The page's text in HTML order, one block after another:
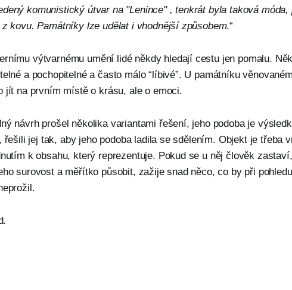
komunistický útvar na "Lenince" , tenkrát byla taková
z kovu. Památníky lze udělat i vhodnější způsobem.“
výtvarnému umění lidé někdy hledají cestu jen pomalu.
a pochopitelné a často málo “líbivé”. U památníku
jít na prvním místě o krásu, ale o emoci.
návrh prošel několika variantami řešení, jeho podoba je
řešili jej tak, aby jeho podoba ladila se sdělením. Objekt je třeba
k obsahu, který reprezentuje. Pokud se u něj člověk
surovost a měřítko působit, zažije snad něco, co by při